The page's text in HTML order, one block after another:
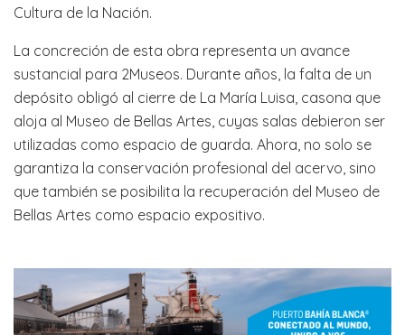
Cultura de la Nación.
La concreción de esta obra representa un avance
sustancial para 2Museos. Durante años, la falta de un
depósito obligó al cierre de La María Luisa, casona que
aloja al Museo de Bellas Artes, cuyas salas debieron ser
utilizadas como espacio de guarda. Ahora, no solo se
garantiza la conservación profesional del acervo, sino
que también se posibilita la recuperación del Museo de
Bellas Artes como espacio expositivo.